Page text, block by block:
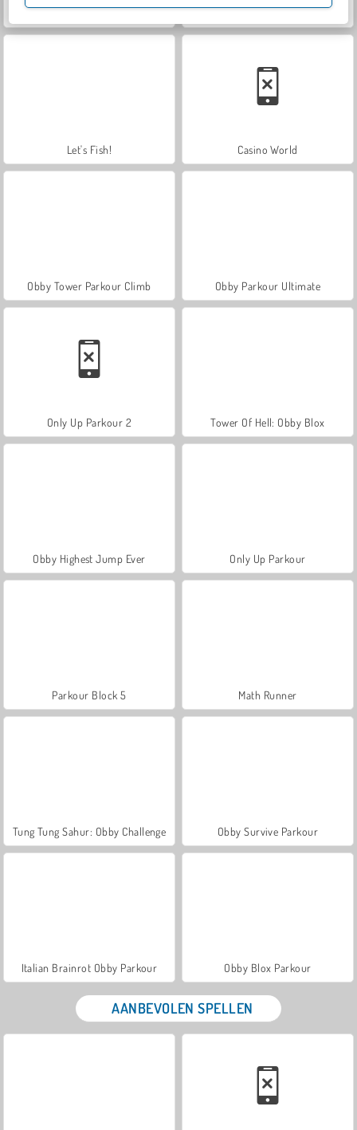
ASMR Makeover & Makeup Studio Farm Merge Valley
Let's Fish! Casino World
Obby Tower Parkour Climb Obby Parkour Ultimate
Only Up Parkour 2 Tower Of Hell: Obby Blox
Obby Highest Jump Ever Only Up Parkour
Parkour Block 5 Math Runner
Tung Tung Sahur: Obby Challenge Obby Survive Parkour
Italian Brainrot Obby Parkour Obby Blox Parkour
AANBEVOLEN SPELLEN